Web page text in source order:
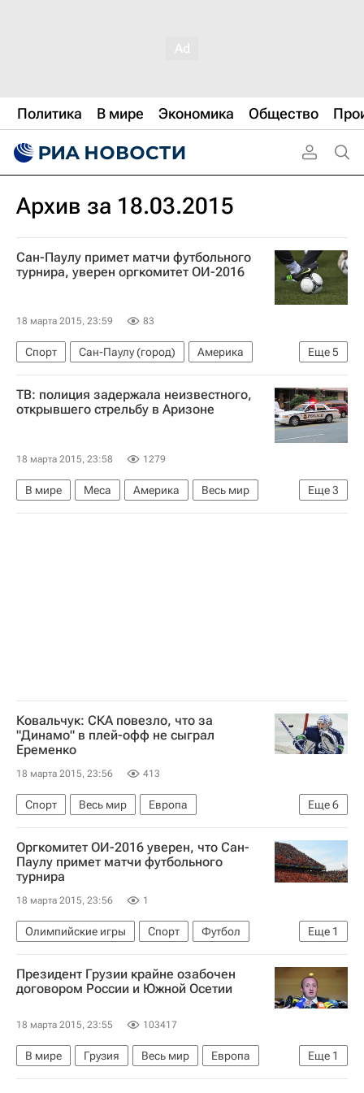
Политика В мире Экономика Общество
Архив за 18.03.2015
Сан-Паулу примет матчи футбольного
турнира, уверен оргкомитет ОИ-2016
18 марта 2015, 23:59 83
Еще5
Спорт Сан-Паулу (город)
Америка
Южная Америка
Весь мир
Бразилия
Сан-Паулу (штат)
Олимпийские игры 2016
ТВ: полиция задержала неизвестного,
открывшего стрельбу в Аризоне
18 марта 2015, 23:58 1279
Еще3
В мире Меса Америка
Весь мир
Северная Америка
Аризона США
Ковальчук: СКА повезло, что за
"Динамо" в плей-офф не сыграл
Еременко
18 марта 2015, 23:56 413
Еще6
Спорт Весь мир
Европа
Илья Ковальчук
Александр Еременко
Чемпионат Континентальной хоккейной лиги
СКА (Санкт-Петербург)
ХК Динамо (Москва)
Россия
Оргкомитет ОИ-2016 уверен, что Сан-
Паулу примет матчи футбольного
турнира
18 марта 2015, 23:56 1
Еще 1
Олимпийские игры Спорт
Футбол
Летние Олимпийские игры 2016
Президент Грузии крайне озабочен
договором России и Южной Осетии
18 марта 2015, 23:55 103417
Еще 1
В мире Грузия Весь мир
Европа
Георгий Маргвелашвили